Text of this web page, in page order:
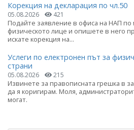
Корекция на декларация по чл.50
05.08.2026 421
Подайте заявление в офиса на НАП
физическото лице и опишете в него
искате корекция на...
Услеги по електронен път за
страни
05.08.2026 215
Извинете за правописната грешка в
да я коригирам. Моля,
могат.